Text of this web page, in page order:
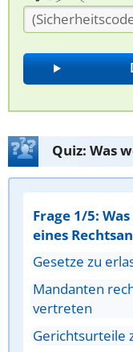
Quiz: Was
Frage 1/5:
eines
Gesetze zu
Mandanten
vertreten
Gerichtsurteile